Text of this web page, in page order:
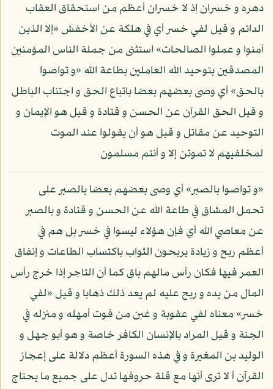
دهره و خسران إذ لا خسران أعظم من استحقاق العقاب
الدائم و قيل لفي خسر أي في هلكة عن الأخفش «إلا الذين
آمنوا و عملوا الصالحات» استثنى من جملة الناس المؤمنين
المصدقين بتوحيد الله العاملين بطاعة الله «و تواصوا
بالحق» أي وصى بعضهم بعضا باتباع الحق و اجتناب الباطل
و قيل الحق القرآن عن الحسن و قتادة و قيل هو الإيمان و
التوحيد عن مقاتل و قيل هو أن يقولوا عند الموت
لمخلفيهم لا تموتن إلا و أنتم مسلمون
«و تواصوا بالصبر» أي وصى بعضهم بعضا بالصبر على
تحمل المشاق في طاعة الله عن الحسن و قتادة و بالصبر
عن معاصي الله أي فإن هؤلاء ليسوا في خسر بل هم في
أعظم ربح و زيادة يربحون الثواب باكتساب الطاعات و إنفاق
العمر فيها فكان رأس مالهم باق كما أن التاجر إذا خرج رأس
المال من يده و ربح عليه لم يعد ذلك ذهابا و قيل «لفي
خسر» معناه لفي عقوبة و غبن من فوت أمهله و منزله في
الجنة و قيل المراد بالإنسان الكافر خاصة و هو أبو جهل و
الوليد بن المغيرة و في هذه السورة أعظم دلالة على إعجاز
القرآن أ لا ترى أنها مع قلة حروفها تدل على جميع ما يحتاج